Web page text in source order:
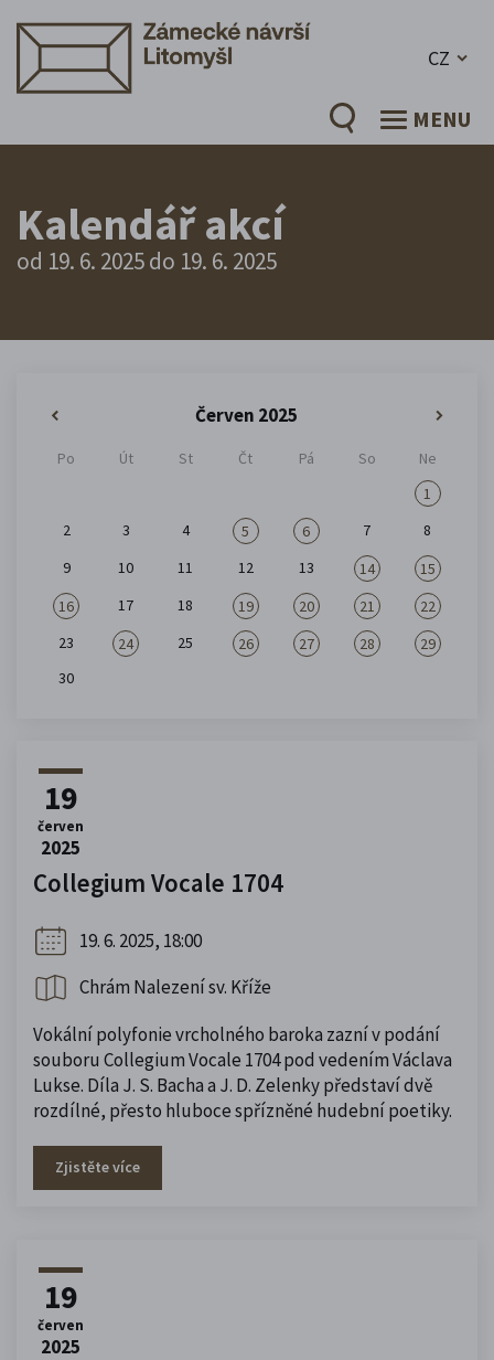
CZ
MENU
Kalendář akcí
od 19. 6. 2025 do 19. 6. 2025
Červen 2025
Po Út St Čt Pá So
Ne
1
2
3 4 5 6 7
8
9
10 11 12 13 14
15
16
17 18 19 20 21
22
23
24 25 26 27 28
29
30
19
červen
2025
Collegium Vocale 1704
19. 6. 2025, 18:00
Chrám Nalezení sv. Kříže
Vokální polyfonie vrcholného baroka zazní v podání
souboru Collegium Vocale 1704 pod vedením Václava
Lukse. Díla J. S. Bacha a J. D. Zelenky představí dvě
rozdílné, přesto hluboce spřízněné hudební poetiky.
Zjistěte více
19
červen
2025